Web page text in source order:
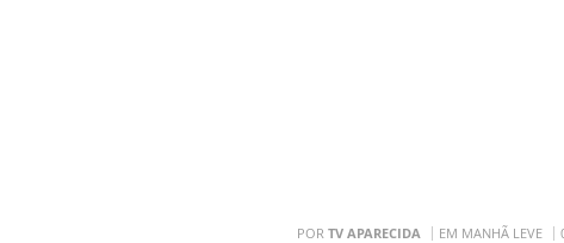
POR TV APARECIDA EM MANHÃ LEVE